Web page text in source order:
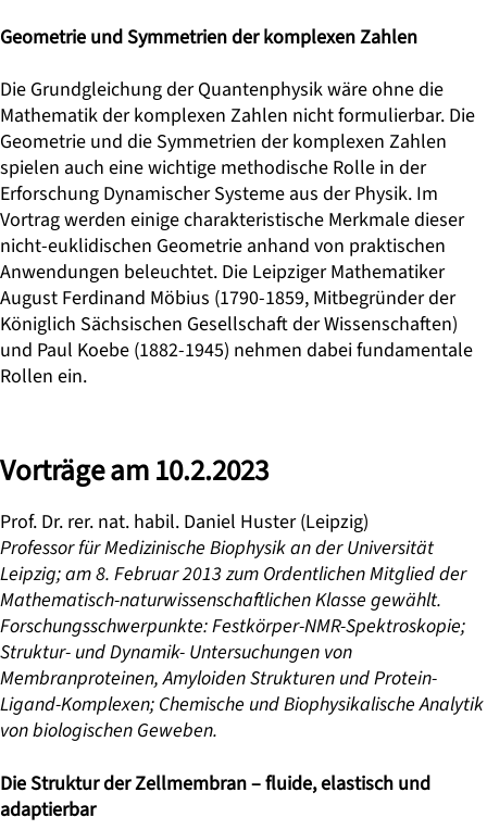
Geometrie und Symmetrien der komplexen Zahlen
Die Grundgleichung der Quantenphysik wäre ohne die
Mathematik der komplexen Zahlen nicht formulierbar. Die
Geometrie und die Symmetrien der komplexen Zahlen
spielen auch eine wichtige methodische Rolle in der
Erforschung Dynamischer Systeme aus der Physik. Im
Vortrag werden einige charakteristische Merkmale dieser
nicht-euklidischen Geometrie anhand von praktischen
Anwendungen beleuchtet. Die Leipziger Mathematiker
August Ferdinand Möbius (1790-1859, Mitbegründer der
Königlich Sächsischen Gesellschaft der Wissenschaften)
und Paul Koebe (1882-1945) nehmen dabei fundamentale
Rollen ein.
Vorträge am 10.2.2023
Prof. Dr. rer. nat. habil. Daniel Huster(Leipzig)
Professor für Medizinische Biophysik an der Universität
Leipzig; am8. Februar 2013zum Ordentlichen Mitglied der
Mathematisch-naturwissenschaftlichen Klasse gewählt.
Forschungsschwerpunkte:Festkörper-NMR-Spektroskopie;
Struktur- und Dynamik- Untersuchungen von
Membranproteinen, Amyloiden Strukturen und Protein-
Ligand-Komplexen; Chemische und Biophysikalische Analytik
von biologischen Geweben.
Die Struktur der Zellmembran – fluide, elastisch und
adaptierbar